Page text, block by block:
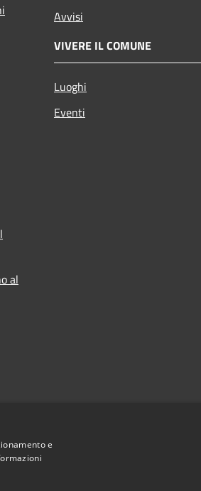
Avvisi
VIVERE IL COMUNE
Luoghi
Eventi
al
e